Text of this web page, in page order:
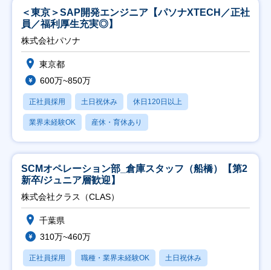
＜東京＞SAP開発エンジニア【パソナXTECH／正社
員／福利厚生充実◎】
株式会社パソナ
東京都
600万~850万
正社員採用 土日祝休み 休日120日以上
業界未経験OK 産休・育休あり
SCMオペレーション部_倉庫スタッフ（船橋）【第2
新卒/ジュニア層歓迎】
株式会社クラス（CLAS）
千葉県
310万~460万
正社員採用 職種・業界未経験OK 土日祝休み